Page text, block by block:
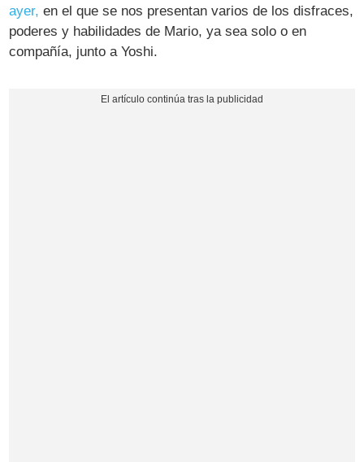
ayer, en el que se nos presentan varios de los disfraces,
poderes y habilidades de Mario, ya sea solo o en
compañía, junto a Yoshi.